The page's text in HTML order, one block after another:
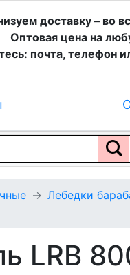
доставку – во
Оптовая цена на
почта, телефон
Лебедки
LRB